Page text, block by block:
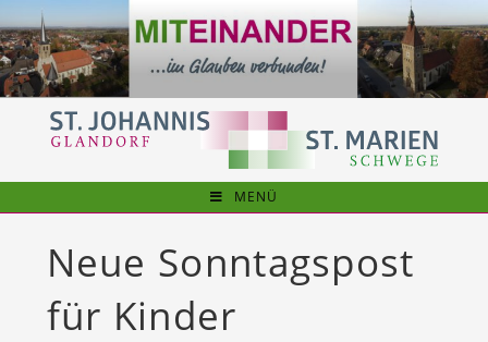
Inhalt
springen
MENÜ
Neue Sonntagspost
für Kinder